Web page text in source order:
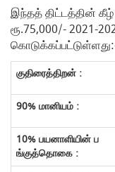
இந்தத் திட்டத்தின்
ரூ.75,000/- 2021-